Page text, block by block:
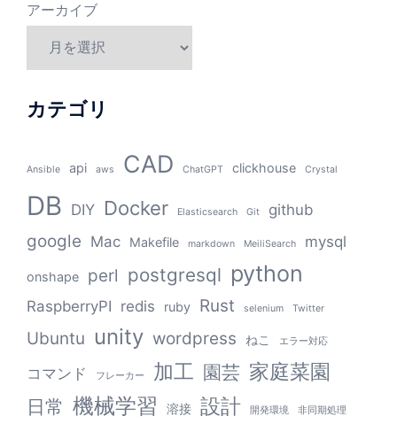
アーカイブ
カテゴリ
Ansible api aws CAD ChatGPT clickhouse Crystal
DB DIY Docker Elasticsearch Git github
google Mac Makefile markdown MeiliSearch mysql
onshape perl postgresql python
RaspberryPI redis ruby Rust selenium Twitter
Ubuntu unity wordpress ねこ エラー対応
コマンド フレーカー 加工 園芸 家庭菜園
日常 機械学習 溶接 設計 開発環境 非同期処理